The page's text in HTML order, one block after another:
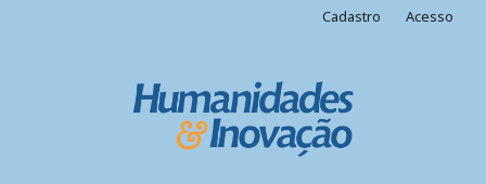
Cadastro Acesso